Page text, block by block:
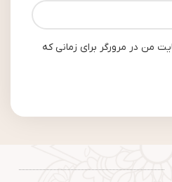
من در مرورگر برای زمانی که